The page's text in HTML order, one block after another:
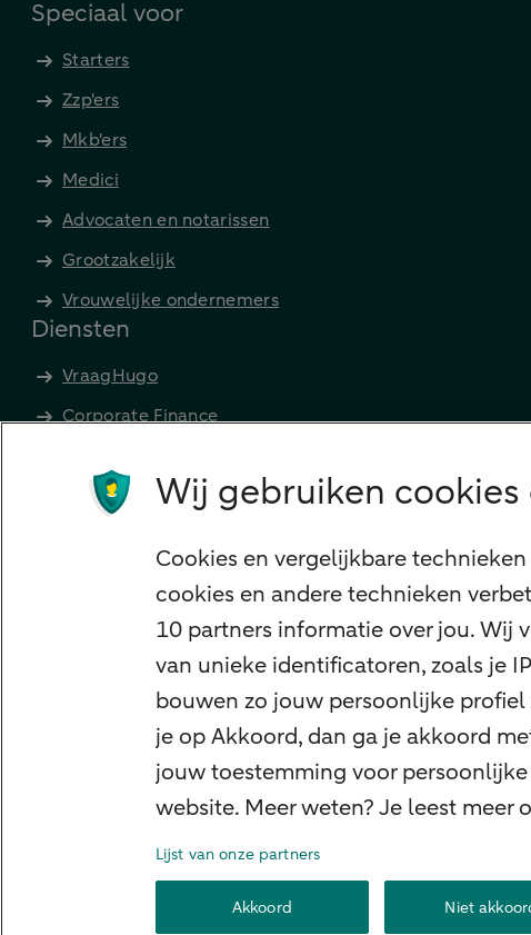
Speciaal voor
Starters
Zzp'ers
Mkb'ers
Medici
Advocaten en notarissen
Grootzakelijk
Vrouwelijke ondernemers
Diensten
VraagHugo
Corporate Finance
Cyber Veilig & Zeker
Ondernemersverhalen
Valutacentrum
Alles over PSD2
Business Community
Over ABN AMRO
Wij gebruiken
Cookies en vergelijkbare
cookies en andere technieken
10 partners informatie over jou. Wij
van unieke identificatoren, zoals je
bouwen zo jouw persoonlijke
je op Akkoord, dan ga je akkoord
jouw toestemming voor
website. Meer weten? Je leest
Lijst van onze partners
Akkoord Niet